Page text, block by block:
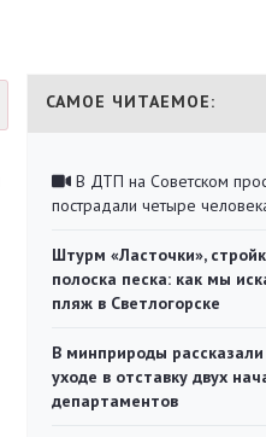
САМОЕ ЧИТАЕМОЕ:
В ДТП на Советском
пострадали четыре
Штурм «Ласточки»,
полоска песка: как мы
пляж в Светлогорске
В минприроды
уходе в отставку двух
департаментов